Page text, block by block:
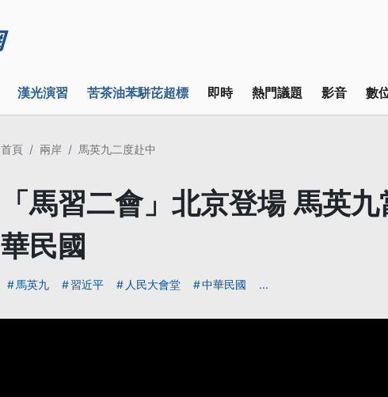
漢光演習 苦茶油苯駢芘超標 即時 熱門議題 影音 數
首頁 兩岸 馬英九二度赴中
「馬習二會」北京登場 馬英
華民國
馬英九 習近平 人民大會堂 中華民國 ...